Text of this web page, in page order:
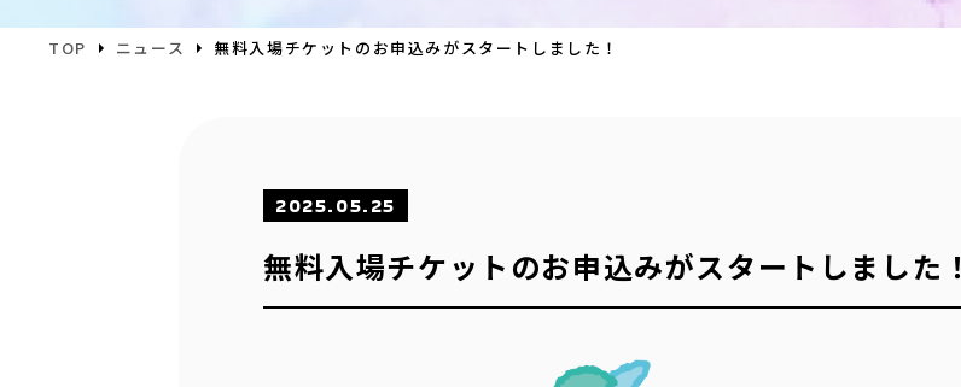
TOP ニュース 無料入場チケットのお申込みがスタートしました！
2025.05.25
無料入場チケットのお申込みがスタートしました！